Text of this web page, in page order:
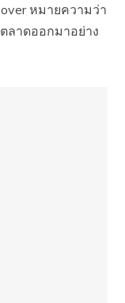
หมายความว่า
ลาดออกมาอย่าง